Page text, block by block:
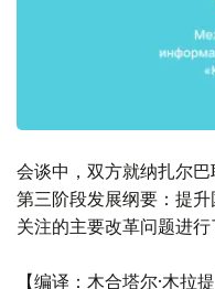
会谈中，双方就纳扎尔
第三阶段发展纲要：提
关注的主要改革问题进行
【编译：木合塔尔·木拉提